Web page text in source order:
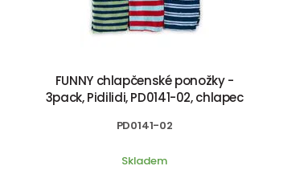
FUNNY chlapčenské ponožky -
3pack, Pidilidi, PD0141-02, chlapec
PD0141-02
Skladem